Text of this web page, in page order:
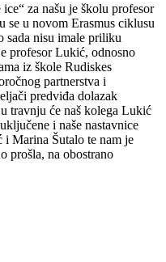
za našu je školu profesor
se u novom Erasmus ciklusu
sada nisu imale priliku
profesor Lukić, odnosno
iz škole Rudiskes
partnerstva i
predviđa dolazak
travnju će naš kolega Lukić
i naše nastavnice
Marina Šutalo te nam je
prošla, na obostrano